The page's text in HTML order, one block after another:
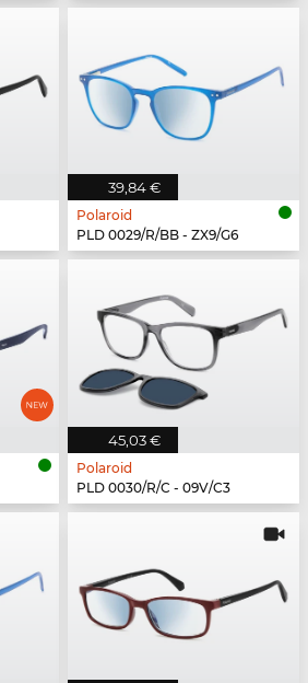
39,84 €
Polaroid
PLD 0029/R/BB - ZX9/G6
45,03 €
Polaroid
PLD 0030/R/C - 09V/C3